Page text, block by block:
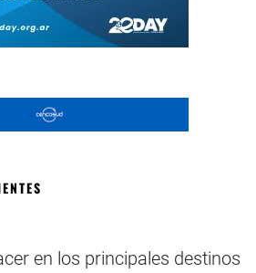
en los principales destinos